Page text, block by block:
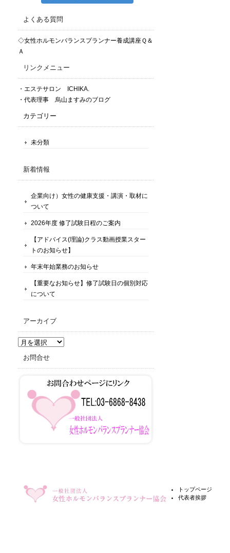
よくある質問
◇女性ホルモンバランスプランナー養成講座Ｑ＆
Ａ
リンクメニュー
・エステサロン ICHIKA.
・代表理事 烏山ますみのブログ
カテゴリー
未分類
新着情報
企業向け）女性の健康支援・講演・取材に
ついて
2026年度 修了試験日程のご案内
【アドバイス(理論)クラス動画授業スター
トのお知らせ】
年末年始業務のお知らせ
【重要なお知らせ】修了試験日の個別対応
について
アーカイブ
ア
お問合せ
トップページ
代表者挨拶